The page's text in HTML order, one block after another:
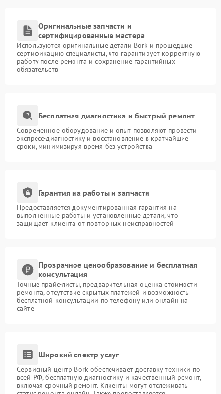
Оригинальные запчасти и
сертифицированные мастера
Используются оригинальные детали Bork и прошедшие
сертификацию специалисты, что гарантирует корректную
работу после ремонта и сохранение гарантийных
обязательств
Бесплатная диагностика и быстрый ремонт
Современное оборудование и опыт позволяют провести
экспресс-диагностику и восстановление в кратчайшие
сроки, минимизируя время без устройства
Гарантия на работы и запчасти
Предоставляется документированная гарантия на
выполненные работы и установленные детали, что
защищает клиента от повторных неисправностей
Прозрачное ценообразование и бесплатная
консультация
Точные прайс-листы, предварительная оценка стоимости
ремонта, отсутствие скрытых платежей и возможность
бесплатной консультации по телефону или онлайн на
сайте
Широкий спектр услуг
Сервисный центр Bork обеспечивает доставку техники по
всей РФ, бесплатную диагностику и качественный ремонт,
включая срочный ремонт. Клиенты могут отслеживать